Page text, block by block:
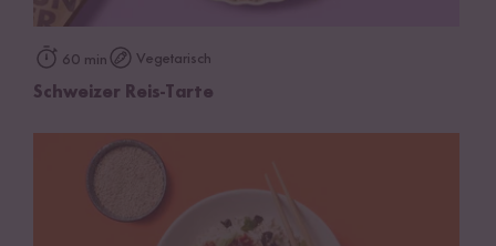
60 min Vegetarisch
Schweizer Reis-Tarte